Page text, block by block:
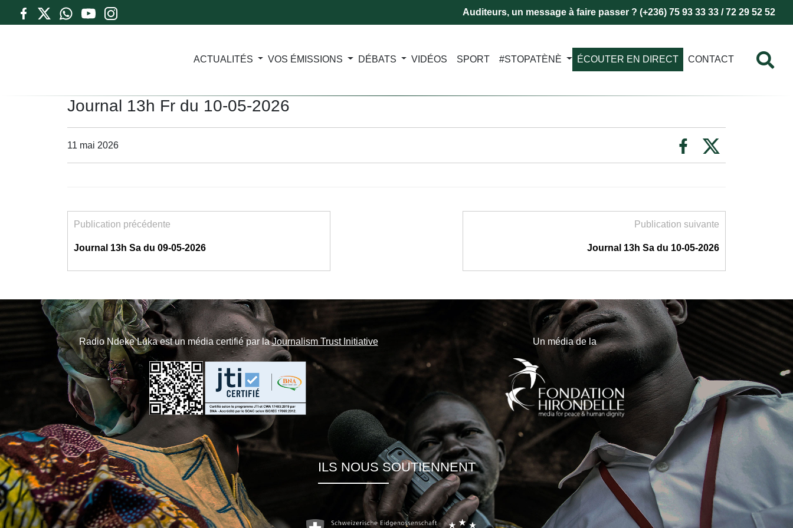
Auditeurs, un message à faire passer ? (+236) 75 93 33 33 / 72 29 52 52
ACTUALITÉS VOS ÉMISSIONS DÉBATS VIDÉOS SPORT #STOPATÈNÈ ÉCOUTER EN DIRECT CONTACT
Journal 13h Fr du 10-05-2026
11 mai 2026
Publication précédente
Journal 13h Sa du 09-05-2026
Publication suivante
Journal 13h Sa du 10-05-2026
Radio Ndeke Luka est un média certifié par laJournalism Trust Initiative Un média de la
ILS NOUS SOUTIENNENT